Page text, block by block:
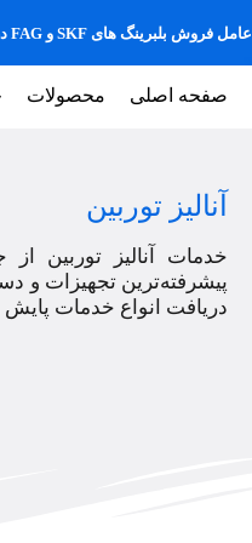
عامل فروش بلبرینگ های SKF و FAG در ایران
صفحه اصلی محصولات
آنالیز توربین
خدمات آنالیز توربین
پیشرفته‌ترین تجهیزات و
دریافت انواع خدمات پایش